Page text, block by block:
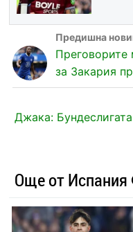
за Закария
Джака:
Още от Испания